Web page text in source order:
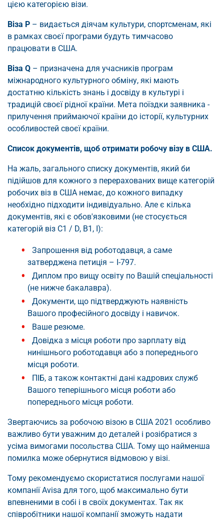
цією категорією візи.
Віза P – видається діячам культури, спортсменам, які
в рамках своєї програми будуть тимчасово
працювати в США.
Віза Q – призначена для учасників програм
міжнародного культурного обміну, які мають
достатню кількість знань і досвіду в культурі і
традицій своєї рідної країни. Мета поїздки заявника -
прилучення приймаючої країни до історії, культурних
особливостей своєї країни.
Список документів, щоб отримати робочу візу в США.
На жаль, загального списку документів, який би
підійшов для кожного з перерахованих вище категорій
робочих віз в США немає, до кожного випадку
необхідно підходити індивідуально. Але є кілька
документів, які є обов'язковими (не стосується
категорій віз C1 / D, B1, I):
Запрошення від роботодавця, а саме
затверджена петиція – I-797.
Диплом про вищу освіту по Вашій спеціальності
(не нижче бакалавра).
Документи, що підтверджують наявність
Вашого професійного досвіду і навичок.
Ваше резюме.
Довідка з місця роботи про зарплату від
нинішнього роботодавця або з попереднього
місця роботи.
ПІБ, а також контактні дані кадрових служб
Вашого теперішнього місця роботи або
попереднього місця роботи.
Звертаючись за робочою візою в США 2021 особливо
важливо бути уважним до деталей і розібратися з
усіма вимогами посольства США. Тому що найменша
помилка може обернутися відмовою у візі.
Тому рекомендуємо скористатися послугами нашої
компанії Avisa для того, щоб максимально бути
впевненими в собі і в своїх документах. Так як
співробітники нашої компанії зможуть надати